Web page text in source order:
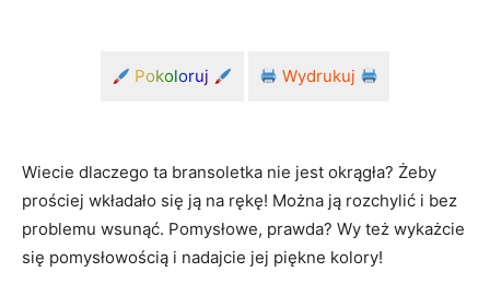
Pokoloruj Wydrukuj
Wiecie dlaczego ta bransoletka nie jest okrągła? Żeby
prościej wkładało się ją na rękę! Można ją rozchylić i bez
problemu wsunąć. Pomysłowe, prawda? Wy też wykażcie
się pomysłowością i nadajcie jej piękne kolory!